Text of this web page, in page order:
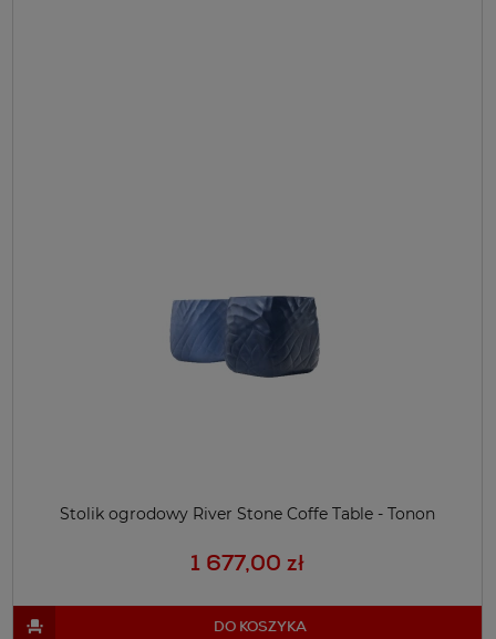
Stolik ogrodowy River Stone Coffe Table - Tonon
1 677,00 zł
DO KOSZYKA